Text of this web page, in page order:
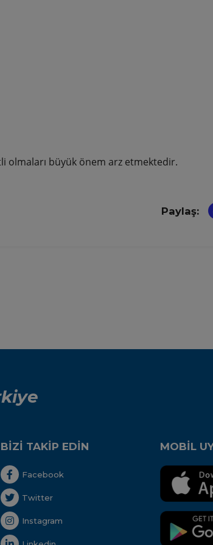
olmaları büyük önem arz etmektedir.
Paylaş:
BİZİ TAKİP EDİN
Facebook
Twitter
Instagram
MOBİL